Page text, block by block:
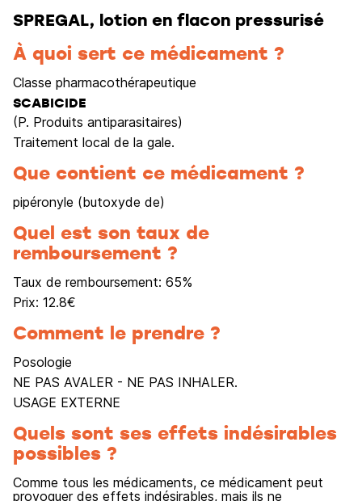
SPREGAL, lotion en flacon pressurisé
À quoi sert ce médicament ?
Classe pharmacothérapeutique
SCABICIDE
(P. Produits antiparasitaires)
Traitement local de la gale.
Que contient ce médicament ?
pipéronyle (butoxyde de)
Quel est son taux de
remboursement ?
Taux de remboursement: 65%
Prix: 12.8€
Comment le prendre ?
Posologie
NE PAS AVALER - NE PAS INHALER.
USAGE EXTERNE
Quels sont ses effets indésirables
possibles ?
Comme tous les médicaments, ce médicament peut
provoquer des effets indésirables, mais ils ne